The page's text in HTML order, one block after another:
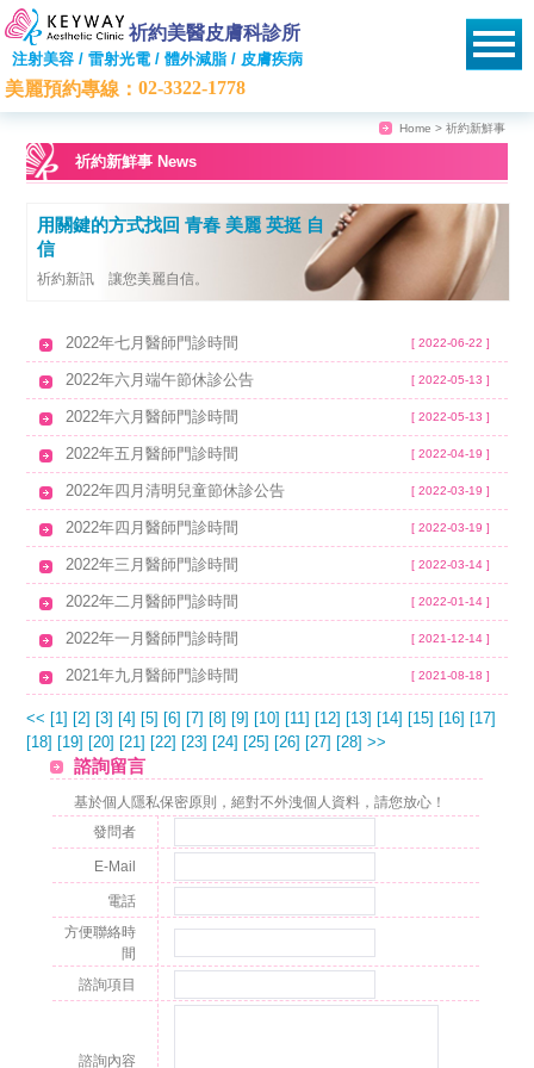
祈約美醫皮膚科診所
注射美容 / 雷射光電 / 體外減脂 / 皮膚疾病
美麗預約專線：02-3322-1778
Home > 祈約新鮮事
祈約新鮮事 News
用關鍵的方式找回 青春 美麗 英挺 自
信
祈約新訊 讓您美麗自信。
[ 2022-06-22 ]
2022年七月醫師門診時間
[ 2022-05-13 ]
2022年六月端午節休診公告
[ 2022-05-13 ]
2022年六月醫師門診時間
[ 2022-04-19 ]
2022年五月醫師門診時間
[ 2022-03-19 ]
2022年四月清明兒童節休診公告
[ 2022-03-19 ]
2022年四月醫師門診時間
[ 2022-03-14 ]
2022年三月醫師門診時間
[ 2022-01-14 ]
2022年二月醫師門診時間
[ 2021-12-14 ]
2022年一月醫師門診時間
[ 2021-08-18 ]
2021年九月醫師門診時間
<< [1] [2] [3] [4] [5] [6] [7] [8] [9] [10] [11] [12] [13] [14] [15] [16] [17]
[18] [19] [20] [21] [22] [23] [24] [25] [26] [27] [28]>>